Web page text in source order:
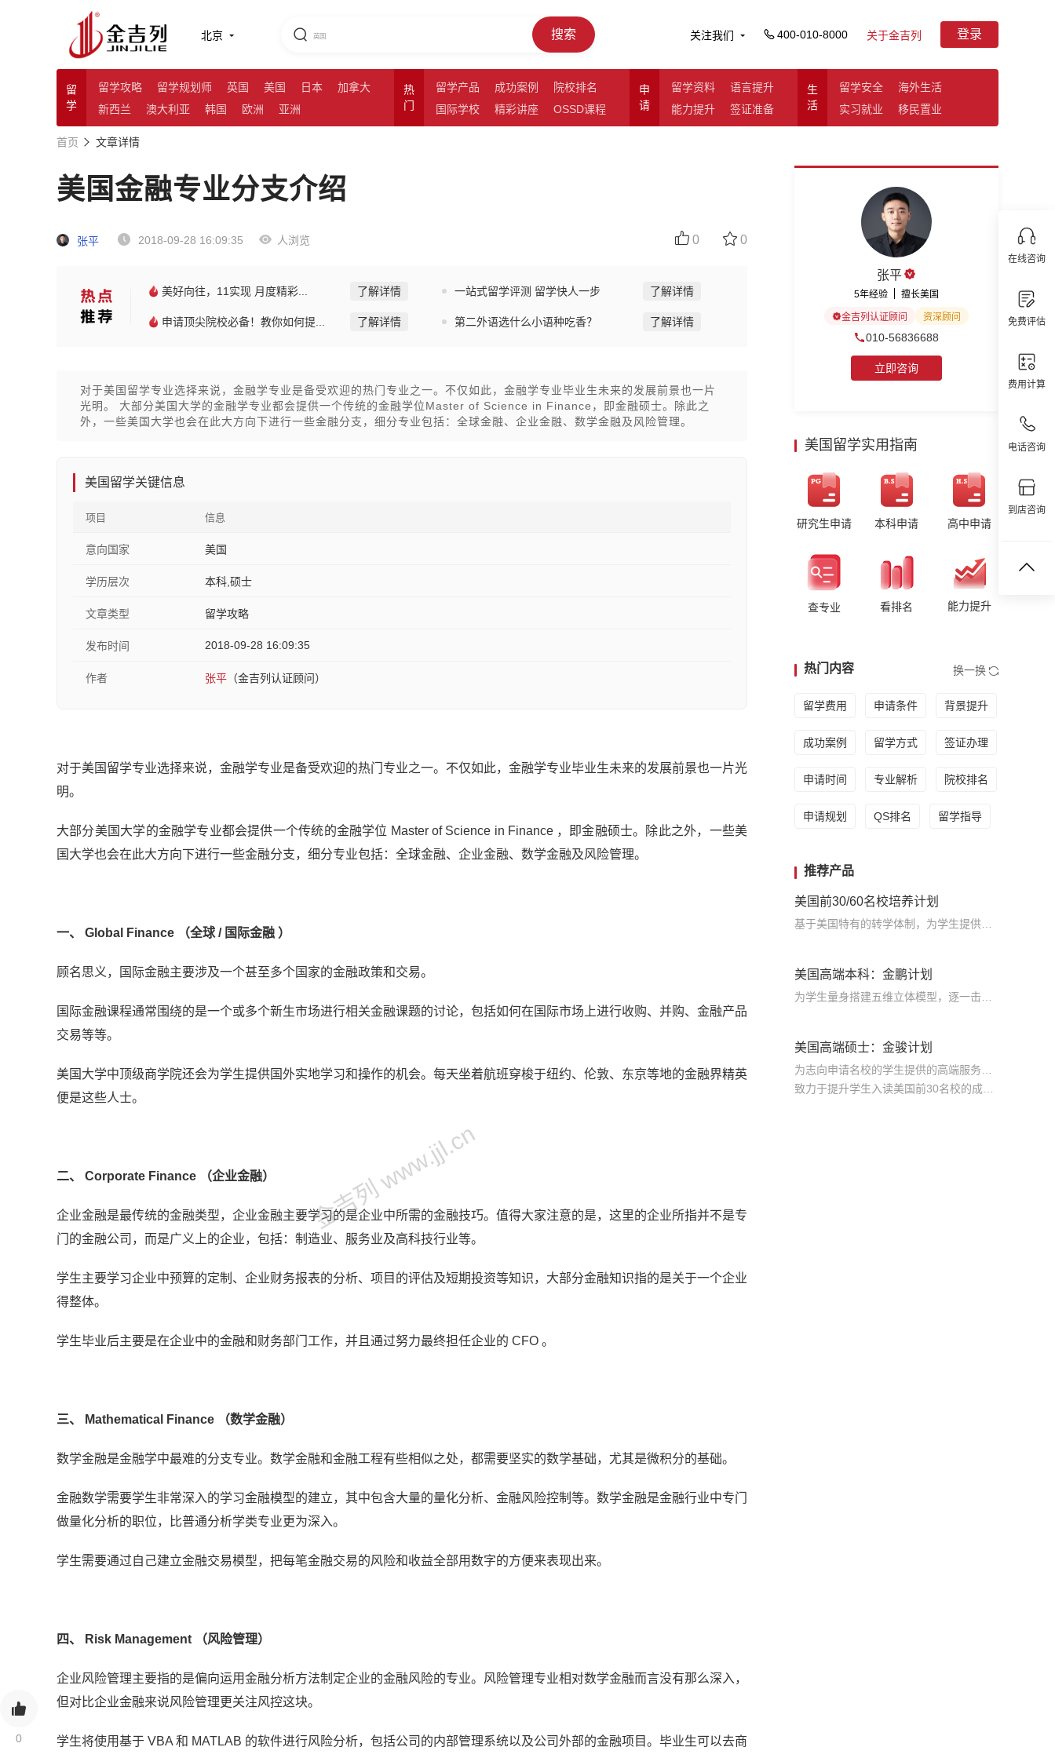
北京 搜索 关注我们 400-010-8000 关于金吉列 登录
留
学
留学攻略 留学规划师 英国 美国 日本
加拿大
新西兰
澳大利亚 韩国 欧洲 亚洲
热
门
留学产品 成功案例
院校排名
国际学校
精彩讲座 OSSD课程
申
请
留学资料
语言提升
能力提升
签证准备
生
活
留学安全
海外生活
实习就业
移民置业
在线咨询
免费评估
费用计算
电话咨询
到店咨询
0
首页 文章详情
美国金融专业分支介绍
张平 2018-09-28 16:09:35 人浏览 0 0
美好向往，11实现 月度精彩... 了解详情 一站式留学评测 留学快人一步 了解详情
申请顶尖院校必备！教你如何提... 了解详情 第二外语选什么小语种吃香？ 了解详情
对于美国留学专业选择来说，金融学专业是备受欢迎的热门专业之一。不仅如此，金融学专业毕业生未来的发展前景也一片
光明。 大部分美国大学的金融学专业都会提供一个传统的金融学位Master of Science in Finance，即金融硕士。除此之
外，一些美国大学也会在此大方向下进行一些金融分支，细分专业包括：全球金融、企业金融、数学金融及风险管理。
美国留学关键信息
项目 信息
意向国家 美国
学历层次 本科,硕士
文章类型 留学攻略
发布时间 2018-09-28 16:09:35
作者 张平 （金吉列认证顾问）
对于美国留学专业选择来说，金融学专业是备受欢迎的热门专业之一。不仅如此，金融学专业毕业生未来的发展前景也一片光
明。
大部分美国大学的金融学专业都会提供一个传统的金融学位 Master of Science in Finance ，即金融硕士。除此之外，一些美
国大学也会在此大方向下进行一些金融分支，细分专业包括：全球金融、企业金融、数学金融及风险管理。
一、 Global Finance （全球 / 国际金融 ）
顾名思义，国际金融主要涉及一个甚至多个国家的金融政策和交易。
国际金融课程通常围绕的是一个或多个新生市场进行相关金融课题的讨论，包括如何在国际市场上进行收购、并购、金融产品
交易等等。
美国大学中顶级商学院还会为学生提供国外实地学习和操作的机会。每天坐着航班穿梭于纽约、伦敦、东京等地的金融界精英
便是这些人士。
二、 Corporate Finance （企业金融）
企业金融是最传统的金融类型，企业金融主要学习的是企业中所需的金融技巧。值得大家注意的是，这里的企业所指并不是专
门的金融公司，而是广义上的企业，包括：制造业、服务业及高科技行业等。
学生主要学习企业中预算的定制、企业财务报表的分析、项目的评估及短期投资等知识，大部分金融知识指的是关于一个企业
得整体。
学生毕业后主要是在企业中的金融和财务部门工作，并且通过努力最终担任企业的 CFO 。
三、 Mathematical Finance （数学金融）
数学金融是金融学中最难的分支专业。数学金融和金融工程有些相似之处，都需要坚实的数学基础，尤其是微积分的基础。
金融数学需要学生非常深入的学习金融模型的建立，其中包含大量的量化分析、金融风险控制等。数学金融是金融行业中专门
做量化分析的职位，比普通分析学类专业更为深入。
学生需要通过自己建立金融交易模型，把每笔金融交易的风险和收益全部用数字的方便来表现出来。
四、 Risk Management （风险管理）
企业风险管理主要指的是偏向运用金融分析方法制定企业的金融风险的专业。风险管理专业相对数学金融而言没有那么深入，
但对比企业金融来说风险管理更关注风控这块。
学生将使用基于 VBA 和 MATLAB 的软件进行风险分析，包括公司的内部管理系统以及公司外部的金融项目。毕业生可以去商
金吉列 www.jjl.cn
张平
5年经验 擅长美国
金吉列认证顾问 资深顾问
010-56836688
立即咨询
美国留学实用指南
研究生申请 本科申请 高中申请
查专业 看排名 能力提升
热门内容 换一换
留学费用 申请条件 背景提升
成功案例 留学方式 签证办理
申请时间 专业解析 院校排名
申请规划 QS排名 留学指导
推荐产品
美国前30/60名校培养计划
美国高端本科：金鹏计划
美国高端硕士：金骏计划